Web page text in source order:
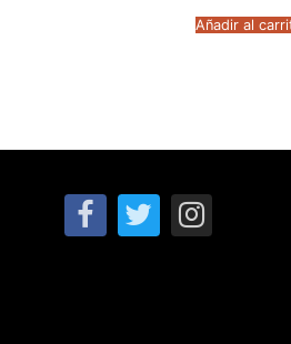
era:
Añadir al